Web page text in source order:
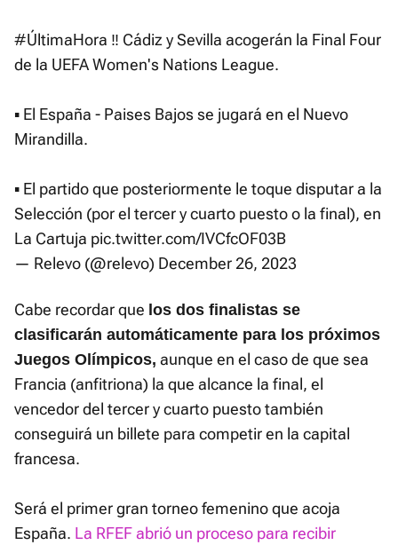
#ÚltimaHora ‼️ Cádiz y Sevilla acogerán la Final Four
de la UEFA Women's Nations League.
▪️ El España - Paises Bajos se jugará en el Nuevo
Mirandilla.
▪️ El partido que posteriormente le toque disputar a la
Selección (por el tercer y cuarto puesto o la final), en
La Cartuja pic.twitter.com/IVCfcOF03B
— Relevo (@relevo) December 26, 2023
Cabe recordar que los dos finalistas se
clasificarán automáticamente para los próximos
Juegos Olímpicos, aunque en el caso de que sea
Francia (anfitriona) la que alcance la final, el
vencedor del tercer y cuarto puesto también
conseguirá un billete para competir en la capital
francesa.
Será el primer gran torneo femenino que acoja
España. La RFEF abrió un proceso para recibir